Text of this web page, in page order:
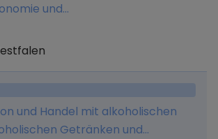
und
und Handel mit alkoholischen
Getränken und